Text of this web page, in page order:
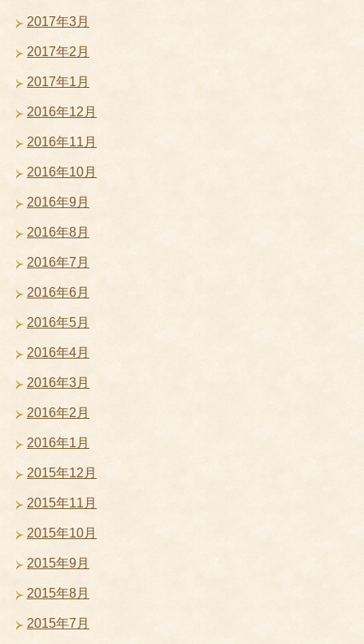
2017年3月
2017年2月
2017年1月
2016年12月
2016年11月
2016年10月
2016年9月
2016年8月
2016年7月
2016年6月
2016年5月
2016年4月
2016年3月
2016年2月
2016年1月
2015年12月
2015年11月
2015年10月
2015年9月
2015年8月
2015年7月